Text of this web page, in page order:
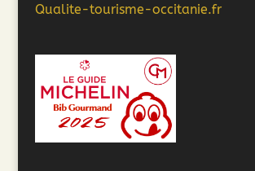
Qualite-tourisme-occitanie.fr